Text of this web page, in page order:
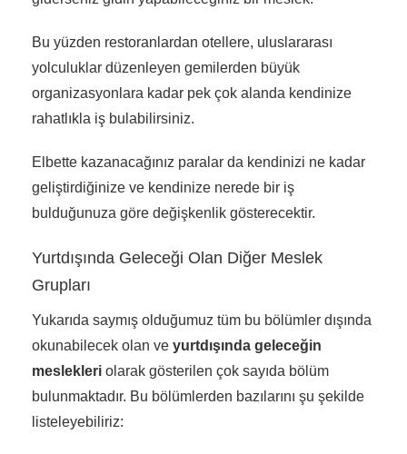
Bu yüzden restoranlardan otellere, uluslararası
yolculuklar düzenleyen gemilerden büyük
organizasyonlara kadar pek çok alanda kendinize
rahatlıkla iş bulabilirsiniz.
Elbette kazanacağınız paralar da kendinizi ne kadar
geliştirdiğinize ve kendinize nerede bir iş
bulduğunuza göre değişkenlik gösterecektir.
Yurtdışında Geleceği Olan Diğer Meslek
Grupları
Yukarıda saymış olduğumuz tüm bu bölümler dışında
okunabilecek olan ve yurtdışında geleceğin
meslekleri olarak gösterilen çok sayıda bölüm
bulunmaktadır. Bu bölümlerden bazılarını şu şekilde
listeleyebiliriz: